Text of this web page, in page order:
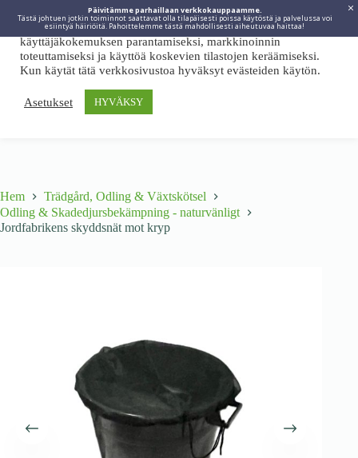
Päivitämme parhaillaan verkkokauppaamme.
Tästä johtuen jotkin toiminnot saattavat olla tilapäisesti poissa käytöstä ja palvelussa voi
esiintyä häiriöitä. Pahoittelemme tästä mahdollisesti aiheutuvaa haittaa!
Hem
Trädgård, Odling & Växtskötsel
Odling & Skadedjursbekämpning - naturvänligt
Jordfabrikens skyddsnät mot kryp
Viidakkotohtori.fi käyttää internetpalveluissaan evästeitä
käyttäjäkokemuksen parantamiseksi, markkinoinnin
toteuttamiseksi ja käyttöä koskevien tilastojen keräämiseksi.
Kun käytät tätä verkkosivustoa hyväksyt evästeiden käytön.
Asetukset HYVÄKSY